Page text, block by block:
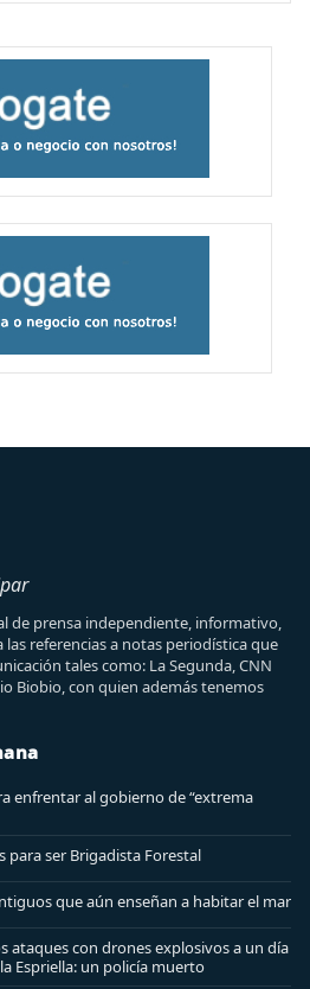
de prensa independiente, informativo,
las referencias a notas periodística que
tales como: La Segunda, CNN
Biobio, con quien además tenemos
enfrentar al gobierno de “extrema
para ser Brigadista Forestal
que aún enseñan a habitar el mar
ataques con drones explosivos a un día
Espriella: un policía muerto